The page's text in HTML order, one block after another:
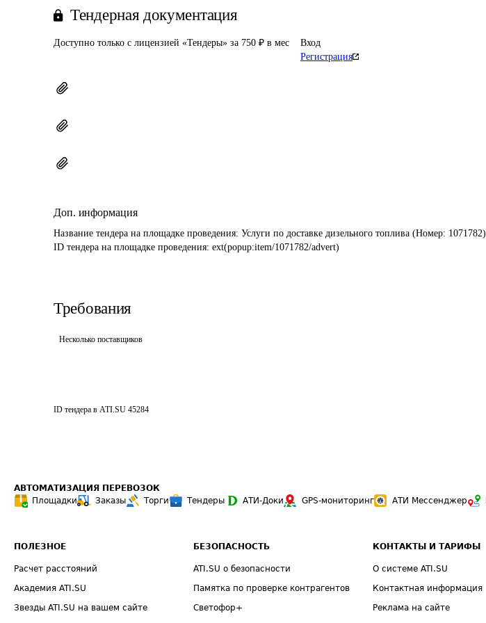
Тендерная документация
Доступно только с лицензией «Тендеры» за 750 ₽ в мес
Вход
Регистрация
Доп. информация
Название тендера на площадке проведения: Услуги по доставке дизельного топлива (Номер: 1071782)
ID тендера на площадке проведения: ext(popup:item/1071782/advert)
Требования
Несколько поставщиков
ID тендера в ATI.SU 45284
АВТОМАТИЗАЦИЯ ПЕРЕВОЗОК
Площадки
Заказы Торги Тендеры АТИ-Доки GPS-мониторинг АТИ Мессенджер
ПОЛЕЗНОЕ
Расчет расстояний
Академия ATI.SU
Звезды ATI.SU на вашем сайте
БЕЗОПАСНОСТЬ
ATI.SU о безопасности
Памятка по проверке контрагентов
Светофор+
КОНТАКТЫ И ТАРИФЫ
О системе ATI.SU
Контактная информация
Реклама на сайте